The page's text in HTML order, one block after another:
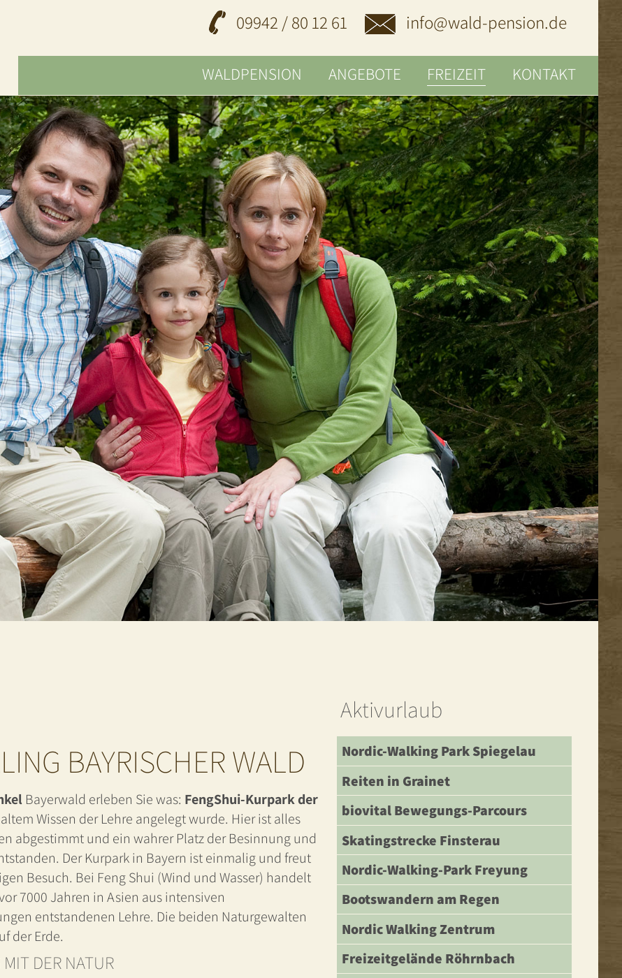
09942 / 80 12 61 info@wald-pension.de
WALDPENSION ANGEBOTE FREIZEIT KONTAKT
BAYRISCHER WALD
Bayerwald erleben Sie was: FengShui-Kurpark der
Wissen der Lehre angelegt wurde. Hier ist alles
abgestimmt und ein wahrer Platz der Besinnung und
Der Kurpark in Bayern ist einmalig und freut
Besuch. Bei Feng Shui (Wind und Wasser) handelt
7000 Jahren in Asien aus intensiven
entstandenen Lehre. Die beiden Naturgewalten
der Erde.
DER NATUR
Aktivurlaub
Nordic-Walking Park Spiegelau
Reiten in Grainet
biovital Bewegungs-Parcours
Skatingstrecke Finsterau
Nordic-Walking-Park Freyung
Bootswandern am Regen
Nordic Walking Zentrum
Freizeitgelände Röhrnbach